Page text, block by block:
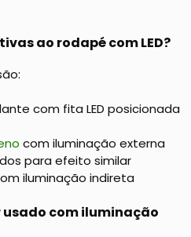
ao rodapé com LED?
com fita LED posicionada
com iluminação externa
para efeito similar
iluminação indireta
usado com iluminação